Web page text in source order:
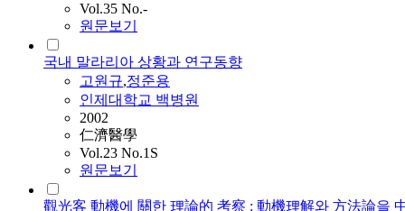
Vol.35 No.-
원문보기
국내 말라리아 상황과 연구동향
고원규,정준용
인제대학교 백병원
2002
仁濟醫學
Vol.23 No.1S
원문보기
觀光客 動機에 關한 理論的 考察 : 動機理解와 方法論을